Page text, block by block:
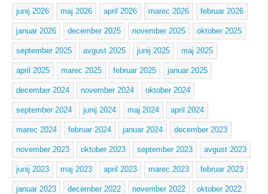
junij 2026 maj 2026 april 2026 marec 2026 februar 2026
januar 2026 december 2025 november 2025 oktober 2025
september 2025 avgust 2025 junij 2025 maj 2025
april 2025 marec 2025 februar 2025 januar 2025
december 2024 november 2024 oktober 2024
september 2024 junij 2024 maj 2024 april 2024
marec 2024 februar 2024 januar 2024 december 2023
november 2023 oktober 2023 september 2023 avgust 2023
junij 2023 maj 2023 april 2023 marec 2023 februar 2023
januar 2023 december 2022 november 2022 oktober 2022